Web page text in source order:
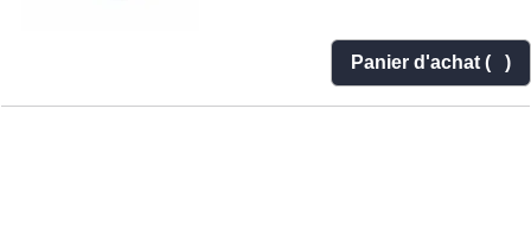
Panier d'achat ( )